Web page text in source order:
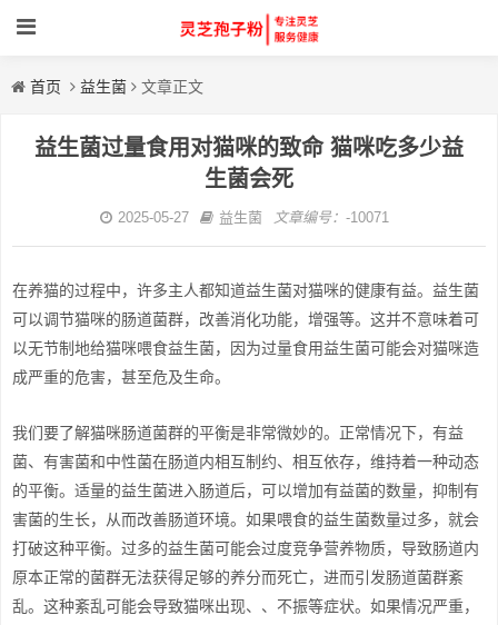
首页 益生菌 文章正文
益生菌过量食用对猫咪的致命 猫咪吃多少益
生菌会死
2025-05-27 益生菌 文章编号： -10071
在养猫的过程中，许多主人都知道益生菌对猫咪的健康有益。益生菌
可以调节猫咪的肠道菌群，改善消化功能，增强等。这并不意味着可
以无节制地给猫咪喂食益生菌，因为过量食用益生菌可能会对猫咪造
成严重的危害，甚至危及生命。
我们要了解猫咪肠道菌群的平衡是非常微妙的。正常情况下，有益
菌、有害菌和中性菌在肠道内相互制约、相互依存，维持着一种动态
的平衡。适量的益生菌进入肠道后，可以增加有益菌的数量，抑制有
害菌的生长，从而改善肠道环境。如果喂食的益生菌数量过多，就会
打破这种平衡。过多的益生菌可能会过度竞争营养物质，导致肠道内
原本正常的菌群无法获得足够的养分而死亡，进而引发肠道菌群紊
乱。这种紊乱可能会导致猫咪出现、、不振等症状。如果情况严重，